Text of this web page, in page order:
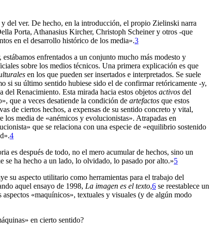
del ver. De hecho, en la introducción, el propio Zielinski narra
Porta, Athanasius Kircher, Christoph Scheiner y otros -que
en el desarrollo histórico de los media».3
enfrentados a un conjunto mucho más modesto y
sobre los medios técnicos. Una primera explicación es que
en los que pueden ser insertados e interpretados. Se suele
si su último sentido hubiese sido el de confirmar retóricamente -y,
Renacimiento. Esta mirada hacia estos objetos activos del
que a veces desatiende la condición de artefactos que estos
de ciertos hechos, a expensas de su sentido concreto y vital,
media de «anémicos y evolucionistas». Atrapadas en
que se relaciona con una especie de «equilibrio sostenido
4
es después de todo, no el mero acumular de hechos, sino un
se ha hecho a un lado, lo olvidado, lo pasado por alto.»5
su aspecto utilitario como herramientas para el trabajo del
aquel ensayo de 1998, La imagen es el texto,6 se reestablece un
«maquínicos», textuales y visuales (y de algún modo
en cierto sentido?